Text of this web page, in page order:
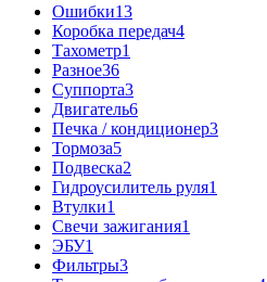
Ошибки13
Коробка передач4
Тахометр1
Разное36
Cуппорта3
Двигатель6
Печка / кондиционер3
Тормоза5
Подвеска2
Гидроусилитель руля1
Втулки1
Свечи зажигания1
ЭБУ1
Фильтры3